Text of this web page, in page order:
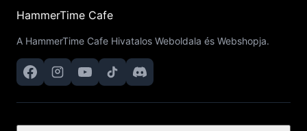
HammerTime Cafe
A HammerTime Cafe Hivatalos Weboldala és Webshopja.